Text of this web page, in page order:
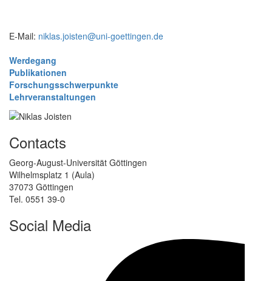
E-Mail: niklas.joisten@uni-goettingen.de
Werdegang
Publikationen
Forschungsschwerpunkte
Lehrveranstaltungen
Contacts
Georg-August-Universität Göttingen
Wilhelmsplatz 1 (Aula)
37073 Göttingen
Tel. 0551 39-0
Social Media